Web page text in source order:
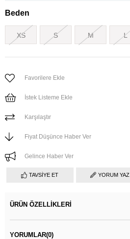
Beden
XS S M L
Favorilere Ekle
İstek Listeme Ekle
Karşılaştır
Fiyat Düşünce Haber Ver
Gelince Haber Ver
TAVSIYE ET YORUM YAZ
ÜRÜN ÖZELLIKLERI
YORUMLAR(0)